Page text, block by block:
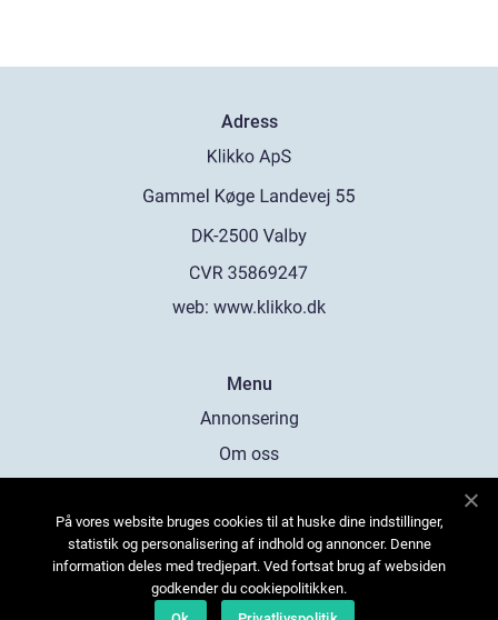
Adress
web: www.klikko.dk
Menu
Annonsering
Om oss
Kontakta oss
Sitemap
På vores website bruges cookies til at huske dine indstillinger,
statistik og personalisering af indhold og annoncer. Denne
information deles med tredjepart. Ved fortsat brug af websiden
godkender du cookiepolitikken.